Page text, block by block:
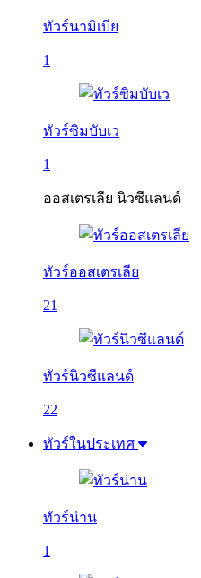
ทัวร์นามิเบีย
1
ทัวร์ซิมบับเว
1
ออสเตรเลีย นิวซีแลนด์
ทัวร์ออสเตรเลีย
21
ทัวร์นิวซีแลนด์
22
ทัวร์ในประเทศ
ทัวร์น่าน
1